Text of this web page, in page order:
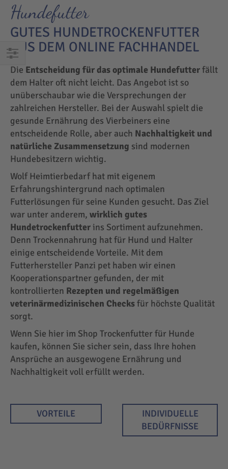
EINKAUFEN
NACH
Hundefutter
GUTES HUNDETROCKENFUTTER
AUS DEM ONLINE FACHHANDEL
Die Entscheidung für das optimale Hundefutterfällt
dem Halter oft nicht leicht. Das Angebot ist so
unüberschaubar wie die Versprechungen der
zahlreichen Hersteller. Bei der Auswahl spielt die
gesunde Ernährung des Vierbeiners eine
entscheidende Rolle, aber auch Nachhaltigkeit und
natürliche Zusammensetzung sind modernen
Hundebesitzern wichtig.
Wolf Heimtierbedarf hat mit eigenem
Erfahrungshintergrund nach optimalen
Futterlösungen für seine Kunden gesucht. Das Ziel
war unter anderem, wirklich gutes
Hundetrockenfutter ins Sortiment aufzunehmen.
Denn Trockennahrung hat für Hund und Halter
einige entscheidende Vorteile. Mit dem
Futterhersteller Panzi pet haben wir einen
Kooperationspartner gefunden, der mit
kontrollierten Rezepten und regelmäßigen
veterinärmedizinischen Checksfür höchste Qualität
sorgt.
Wenn Sie hier im Shop Trockenfutter für Hunde
kaufen, können Sie sicher sein, dass Ihre hohen
Ansprüche an ausgewogene Ernährung und
Nachhaltigkeit voll erfüllt werden.
VORTEILE
INDIVIDUELLE
BEDÜRFNISSE